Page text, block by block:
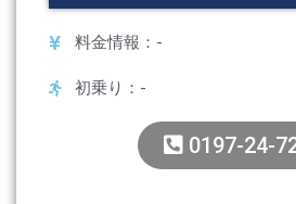
料金情報：-
初乗り：-
0197-24-